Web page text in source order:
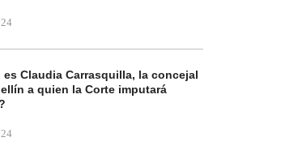
es Claudia Carrasquilla, la concejal
a quien la Corte imputará